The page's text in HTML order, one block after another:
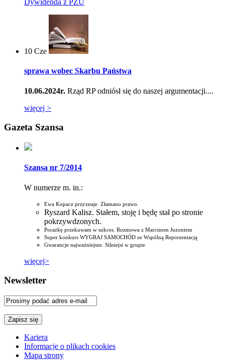
Dywidenda z PZU
10 Cze
sprawa wobec Skarbu Państwa
10.06.2024r. Rząd RP odniósł się do naszej argumentacji....
więcej >
Gazeta Szansa
Szansa nr 7/2014
W numerze m. in.:
Ewa Kopacz przyznaje. Złamano prawo.
Ryszard Kalisz. Stałem, stoję i będę stał po stronie
pokrzywdzonych.
Porażkę przekuwam w sukces. Rozmowa z Marcinem Juzoniem
Super konkurs WYGRAJ SAMOCHÓD ze Wspólną Reprezentacją
Gwarancje najważniejsze. Silniejsi w grupie
więcej>
Newsletter
Kariera
Informacje o plikach cookies
Mapa strony